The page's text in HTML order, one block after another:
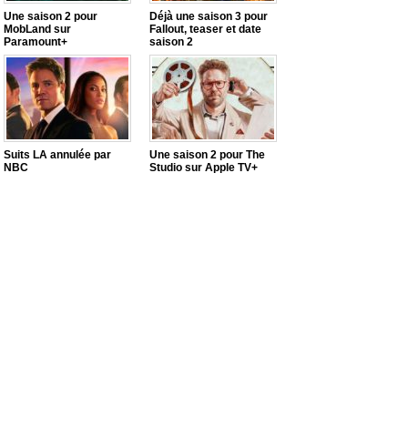
Une saison 2 pour
MobLand sur
Paramount+
Déjà une saison 3 pour
Fallout, teaser et date
saison 2
Suits LA annulée par
NBC
Une saison 2 pour The
Studio sur Apple TV+